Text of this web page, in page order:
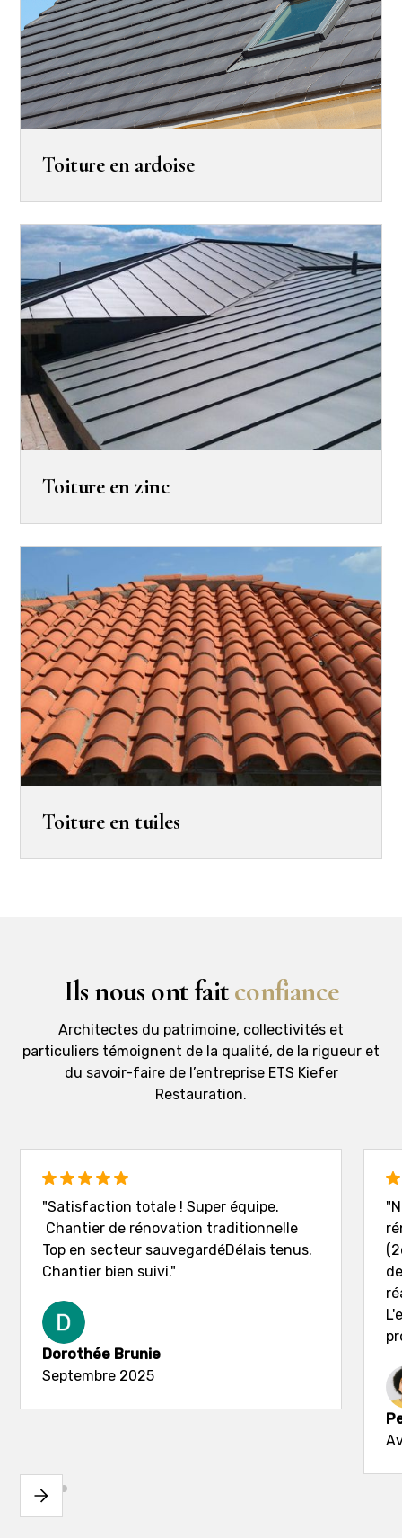
Toiture en ardoise
Toiture en zinc
Toiture en tuiles
Ils nous ont faitconfiance
Architectes du patrimoine, collectivités et
particuliers témoignent de la qualité, de la rigueur et
du savoir-faire de l’entreprise ETS Kiefer
Restauration.
"Satisfaction totale ! Super équipe.
Chantier de rénovation traditionnelle
Top en secteur sauvegardéDélais tenus.
Chantier bien suivi."
Dorothée Brunie
Septembre 2025